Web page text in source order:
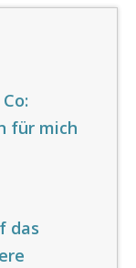
für mich
das